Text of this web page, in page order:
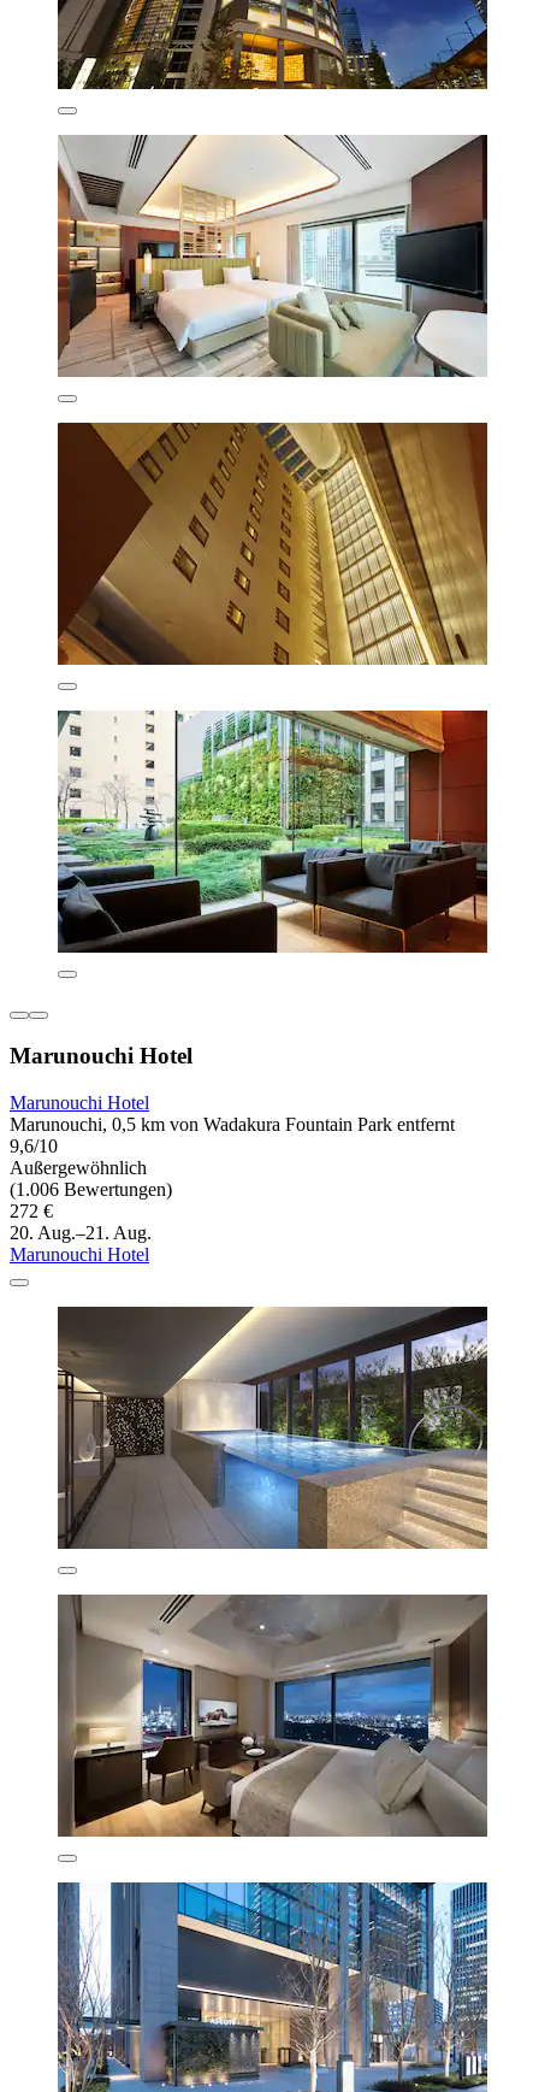
Marunouchi Hotel
Marunouchi Hotel
Marunouchi, 0,5 km von Wadakura Fountain Park entfernt
9,6/10
Außergewöhnlich
(1.006 Bewertungen)
272 €
20. Aug.–21. Aug.
Marunouchi Hotel